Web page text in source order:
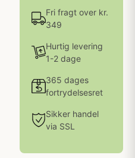
Fri fragt over kr.
349
Hurtig levering
1-2 dage
365 dages
fortrydelsesret
Sikker handel
via SSL